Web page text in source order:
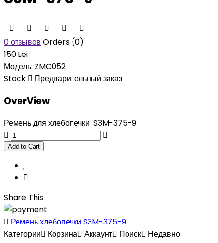
0 отзывов Orders (0)
150 Lei
Модель: ZMC052
Stock
Предварительный заказ
OverView
Ремень для хлебопечки S3M-375-9
Share This
Ременьхлебопечки S3M-375-9
Категории
Корзина Аккаунт Поиск
Недавно